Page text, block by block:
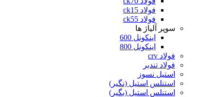
فولاد ck15
فولاد ck55
سوپر آلیاژ ها
اینکونل 600
اینکونل 800
فولاد crv
فولاد تندبر
استیل نسوز
استنلس استیل (نگیر)
استنلس استیل (بگیر)